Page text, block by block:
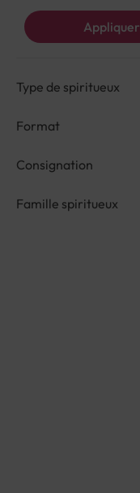
Appliquer
Type de spiritueux
Format
Consignation
Famille spiritueux